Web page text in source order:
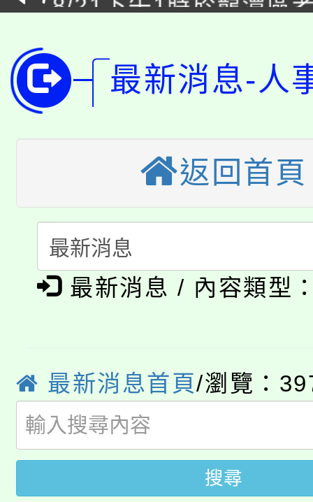
局官網。
8月14至27日，桃園電
開!
115年桃園市運動會8/
田徑場及游泳池舉行。
桃園市低收入戶享有免
視費優惠，中低收入戶
半價優惠，詳情可洽有
者。
大園自造教育及科技
份教師增能研習
大溪自造教育及科技中
份教師研習
淨零綠生活教案入校路
會
公告本校115學年度第
徵才活動。
YOUNG桃局內行報名
局官網。
8月14至27日，桃園電
開!
115年桃園市運動會8/
田徑場及游泳池舉行。
桃園市低收入戶享有免
最新消息-人
返回首頁
最新消息 / 內容類型
最新消息首頁/瀏覽：
搜尋